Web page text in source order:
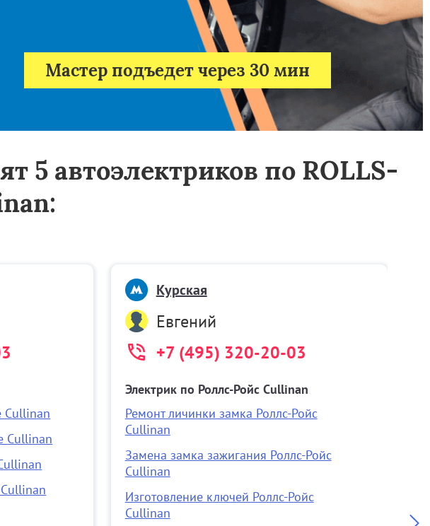
Мастер подъедет через 30 мин
5 автоэлектриков по ROLLS-
Cullinan
Cullinan
Курская
Евгений
+7 (495) 320-20-03
Электрик по Роллс-Ройс Cullinan
Ремонт личинки замка Роллс-Ройс
Cullinan
Замена замка зажигания Роллс-Ройс
Cullinan
Изготовление ключей Роллс-Ройс
Cullinan